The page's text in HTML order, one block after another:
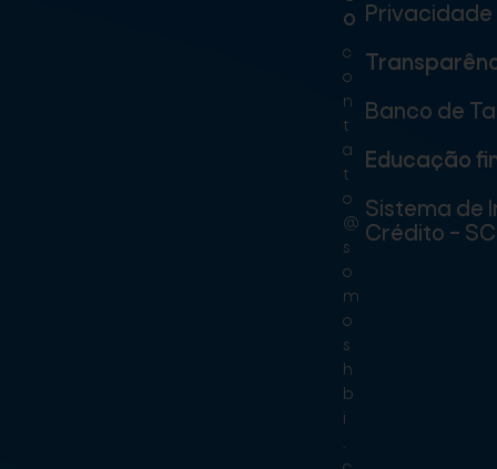
o
c
o
n
t
a
t
o
@
s
o
m
o
s
h
b
i
.
Privacidade
Banco de
Educação
Sistema de
Crédito –